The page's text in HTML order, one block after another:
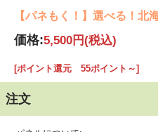
【パネもく！】選べる！
価格:5,500円(税込)
[ポイント還元 55ポイント～]
注文